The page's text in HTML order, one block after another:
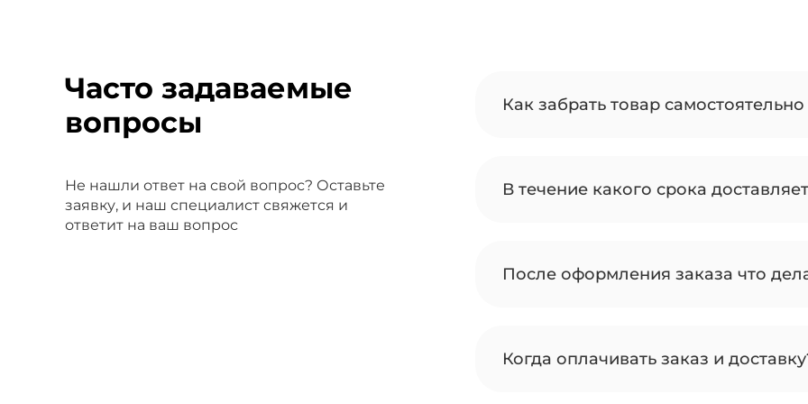
Часто задаваемые
вопросы
Не нашли ответ на свой вопрос? Оставьте
заявку, и наш специалист свяжется и
ответит на ваш вопрос
Как забрать товар самостоятельно
В течение какого срока
После оформления заказа что
Когда оплачивать заказ и